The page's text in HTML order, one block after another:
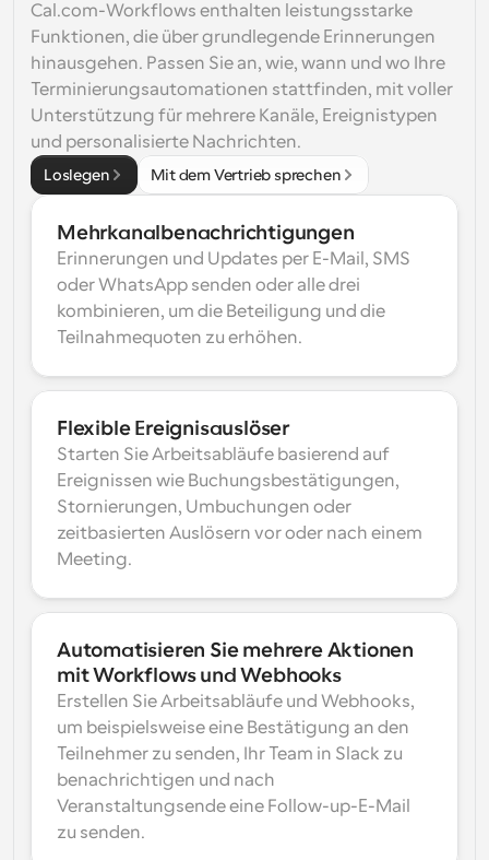
Cal.com-Workflows enthalten leistungsstarke
Funktionen, die über grundlegende Erinnerungen
hinausgehen. Passen Sie an, wie, wann und wo Ihre
Terminierungsautomationen stattfinden, mit voller
Unterstützung für mehrere Kanäle, Ereignistypen
und personalisierte Nachrichten.
Loslegen Mit dem Vertrieb sprechen
Mehrkanalbenachrichtigungen
Erinnerungen und Updates per E-Mail, SMS
oder WhatsApp senden oder alle drei
kombinieren, um die Beteiligung und die
Teilnahmequoten zu erhöhen.
Flexible Ereignisauslöser
Starten Sie Arbeitsabläufe basierend auf
Ereignissen wie Buchungsbestätigungen,
Stornierungen, Umbuchungen oder
zeitbasierten Auslösern vor oder nach einem
Meeting.
Automatisieren Sie mehrere Aktionen
mit Workflows und Webhooks
Erstellen Sie Arbeitsabläufe und Webhooks,
um beispielsweise eine Bestätigung an den
Teilnehmer zu senden, Ihr Team in Slack zu
benachrichtigen und nach
Veranstaltungsende eine Follow-up-E-Mail
zu senden.